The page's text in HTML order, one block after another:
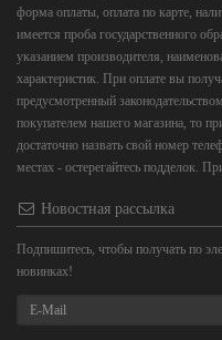
форма оплаты, оплата по карте,
имеется проба государственного
указанием производителя,
характеристик. При оплате вы
предусмотренный
покупателем нашего магазина, то
достаточно назвать свой номер
местах - остерегайтесь подделок.
Новостная рассылка
Подпишитесь, чтобы получать по
новинках!